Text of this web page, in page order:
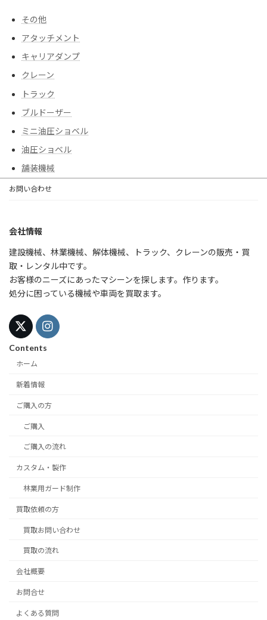
その他
アタッチメント
キャリアダンプ
クレーン
トラック
ブルドーザー
ミニ油圧ショベル
油圧ショベル
舗装機械
お問い合わせ
会社情報
建設機械、林業機械、解体機械、トラック、クレーンの販売・買
取・レンタル中です。
お客様のニーズにあったマシーンを探します。作ります。
処分に困っている機械や車両を買取ます。
Contents
ホーム
新着情報
ご購入の方
ご購入
ご購入の流れ
カスタム・製作
林業用ガード制作
買取依頼の方
買取お問い合わせ
買取の流れ
会社概要
お問合せ
よくある質問